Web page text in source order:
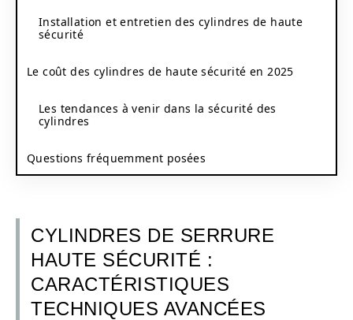
Installation et entretien des cylindres de haute
sécurité
Le coût des cylindres de haute sécurité en 2025
Les tendances à venir dans la sécurité des
cylindres
Questions fréquemment posées
CYLINDRES DE SERRURE
HAUTE SÉCURITÉ :
CARACTÉRISTIQUES
TECHNIQUES AVANCÉES